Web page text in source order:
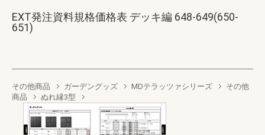
EXT発注資料規格価格表 デッキ編 648-649(650-
651)
その他商品 ガーデングッズ MDテラッツァシリーズ
その他
商品
ぬれ縁3型